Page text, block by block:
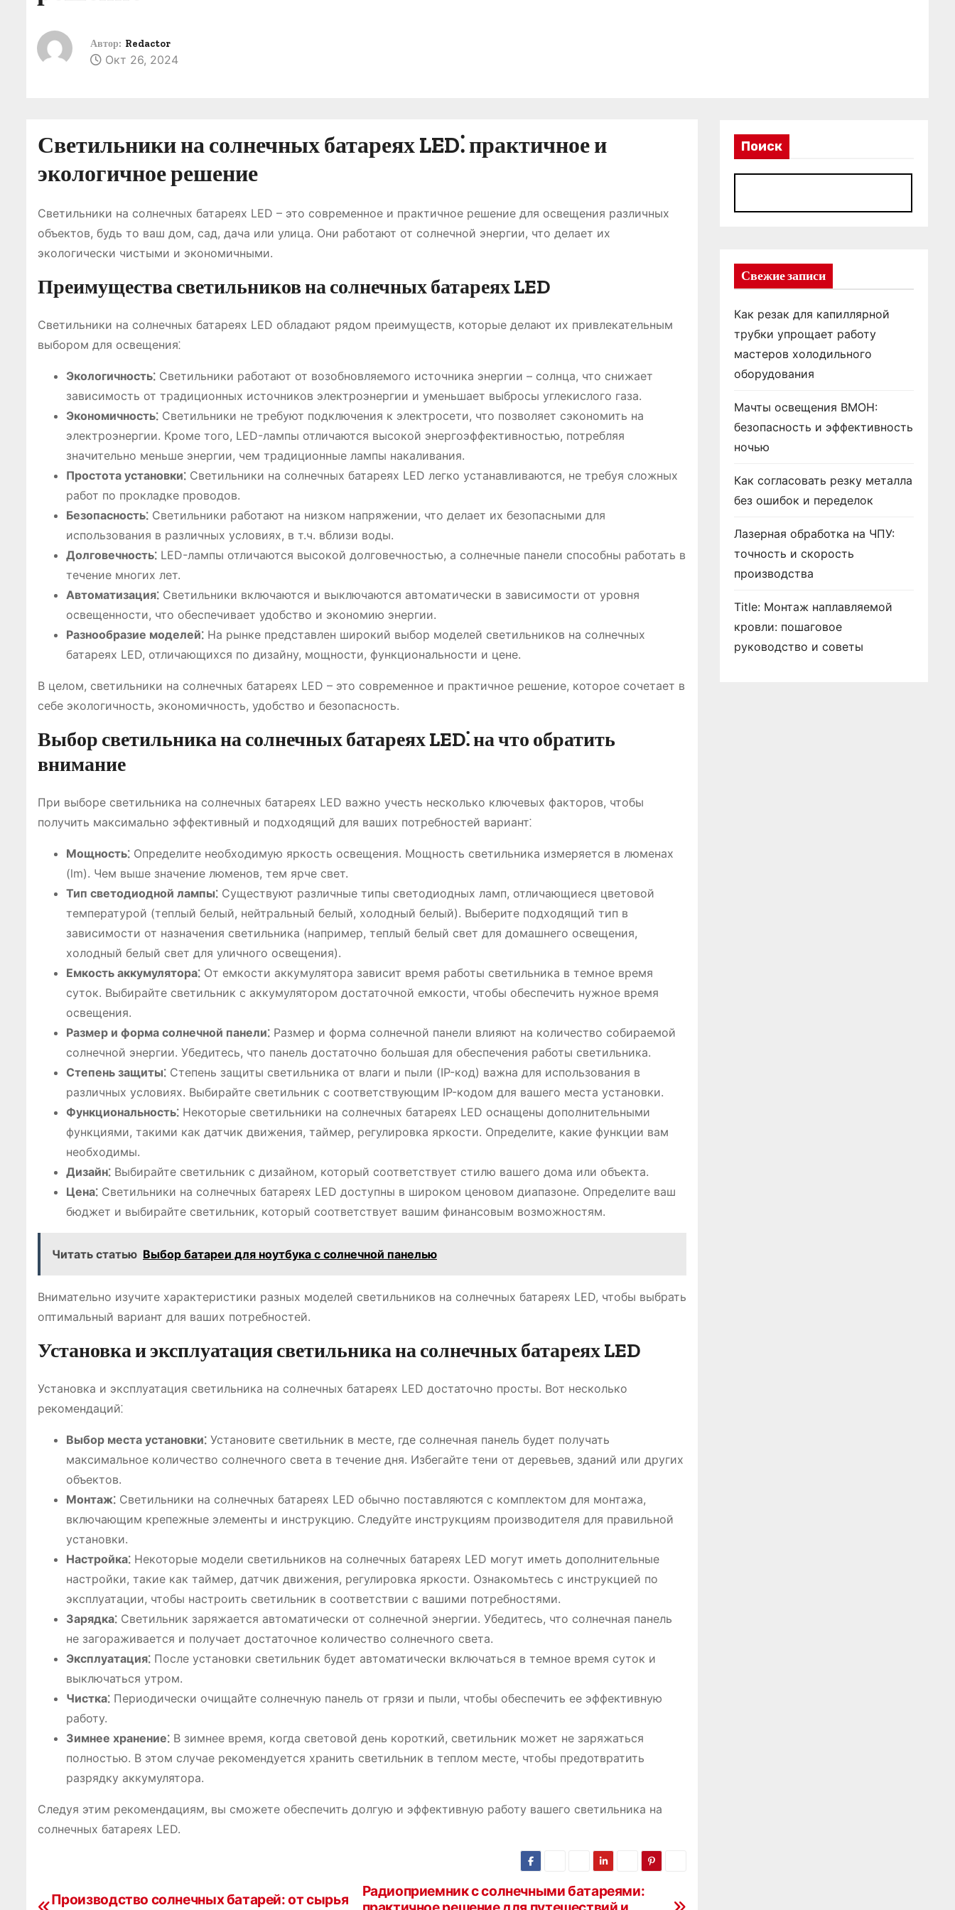
Автор: Redactor
Окт 26, 2024
Светильники на солнечных батареях LED⁚ практичное и
экологичное решение
Светильники на солнечных батареях LED – это современное и практичное решение для освещения различных
объектов, будь то ваш дом, сад, дача или улица. Они работают от солнечной энергии, что делает их
экологически чистыми и экономичными.
Преимущества светильников на солнечных батареях LED
Светильники на солнечных батареях LED обладают рядом преимуществ, которые делают их привлекательным
выбором для освещения⁚
Экологичность⁚ Светильники работают от возобновляемого источника энергии – солнца, что снижает
зависимость от традиционных источников электроэнергии и уменьшает выбросы углекислого газа.
Экономичность⁚ Светильники не требуют подключения к электросети, что позволяет сэкономить на
электроэнергии. Кроме того, LED-лампы отличаются высокой энергоэффективностью, потребляя
значительно меньше энергии, чем традиционные лампы накаливания.
Простота установки⁚ Светильники на солнечных батареях LED легко устанавливаются, не требуя сложных
работ по прокладке проводов.
Безопасность⁚ Светильники работают на низком напряжении, что делает их безопасными для
использования в различных условиях, в т.ч. вблизи воды.
Долговечность⁚ LED-лампы отличаются высокой долговечностью, а солнечные панели способны работать в
течение многих лет.
Автоматизация⁚ Светильники включаются и выключаются автоматически в зависимости от уровня
освещенности, что обеспечивает удобство и экономию энергии.
Разнообразие моделей⁚ На рынке представлен широкий выбор моделей светильников на солнечных
батареях LED, отличающихся по дизайну, мощности, функциональности и цене.
В целом, светильники на солнечных батареях LED – это современное и практичное решение, которое сочетает в
себе экологичность, экономичность, удобство и безопасность.
Выбор светильника на солнечных батареях LED⁚ на что обратить
внимание
При выборе светильника на солнечных батареях LED важно учесть несколько ключевых факторов, чтобы
получить максимально эффективный и подходящий для ваших потребностей вариант⁚
Мощность⁚ Определите необходимую яркость освещения. Мощность светильника измеряется в люменах
(lm). Чем выше значение люменов, тем ярче свет.
Тип светодиодной лампы⁚ Существуют различные типы светодиодных ламп, отличающиеся цветовой
температурой (теплый белый, нейтральный белый, холодный белый). Выберите подходящий тип в
зависимости от назначения светильника (например, теплый белый свет для домашнего освещения,
холодный белый свет для уличного освещения).
Емкость аккумулятора⁚ От емкости аккумулятора зависит время работы светильника в темное время
суток. Выбирайте светильник с аккумулятором достаточной емкости, чтобы обеспечить нужное время
освещения.
Размер и форма солнечной панели⁚ Размер и форма солнечной панели влияют на количество собираемой
солнечной энергии. Убедитесь, что панель достаточно большая для обеспечения работы светильника.
Степень защиты⁚ Степень защиты светильника от влаги и пыли (IP-код) важна для использования в
различных условиях. Выбирайте светильник с соответствующим IP-кодом для вашего места установки.
Функциональность⁚ Некоторые светильники на солнечных батареях LED оснащены дополнительными
функциями, такими как датчик движения, таймер, регулировка яркости. Определите, какие функции вам
необходимы.
Дизайн⁚ Выбирайте светильник с дизайном, который соответствует стилю вашего дома или объекта.
Цена⁚ Светильники на солнечных батареях LED доступны в широком ценовом диапазоне. Определите ваш
бюджет и выбирайте светильник, который соответствует вашим финансовым возможностям.
Читать статью Выбор батареи для ноутбука с солнечной панелью
Внимательно изучите характеристики разных моделей светильников на солнечных батареях LED, чтобы выбрать
оптимальный вариант для ваших потребностей.
Установка и эксплуатация светильника на солнечных батареях LED
Установка и эксплуатация светильника на солнечных батареях LED достаточно просты. Вот несколько
рекомендаций⁚
Выбор места установки⁚ Установите светильник в месте, где солнечная панель будет получать
максимальное количество солнечного света в течение дня. Избегайте тени от деревьев, зданий или других
объектов.
Монтаж⁚ Светильники на солнечных батареях LED обычно поставляются с комплектом для монтажа,
включающим крепежные элементы и инструкцию. Следуйте инструкциям производителя для правильной
установки.
Настройка⁚ Некоторые модели светильников на солнечных батареях LED могут иметь дополнительные
настройки, такие как таймер, датчик движения, регулировка яркости. Ознакомьтесь с инструкцией по
эксплуатации, чтобы настроить светильник в соответствии с вашими потребностями.
Зарядка⁚ Светильник заряжается автоматически от солнечной энергии. Убедитесь, что солнечная панель
не загораживается и получает достаточное количество солнечного света.
Эксплуатация⁚ После установки светильник будет автоматически включаться в темное время суток и
выключаться утром.
Чистка⁚ Периодически очищайте солнечную панель от грязи и пыли, чтобы обеспечить ее эффективную
работу.
Зимнее хранение⁚ В зимнее время, когда световой день короткий, светильник может не заряжаться
полностью. В этом случае рекомендуется хранить светильник в теплом месте, чтобы предотвратить
разрядку аккумулятора.
Следуя этим рекомендациям, вы сможете обеспечить долгую и эффективную работу вашего светильника на
солнечных батареях LED.
Н
Радиоприемник с солнечными батареями:
Производство солнечных батарей: от сырья
Поиск
Свежие записи
Как резак для капиллярной
трубки упрощает работу
мастеров холодильного
оборудования
Мачты освещения ВМОН:
безопасность и эффективность
ночью
Как согласовать резку металла
без ошибок и переделок
Лазерная обработка на ЧПУ:
точность и скорость
производства
Title: Монтаж наплавляемой
кровли: пошаговое
руководство и советы